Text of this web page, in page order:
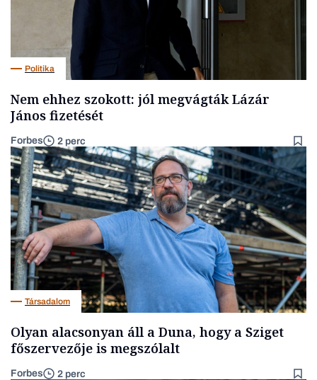
Politika
Nem ehhez szokott: jól megvágták Lázár
János fizetését
Forbes 2 perc
Társadalom
Olyan alacsonyan áll a Duna, hogy a Sziget
főszervezője is megszólalt
Forbes 2 perc